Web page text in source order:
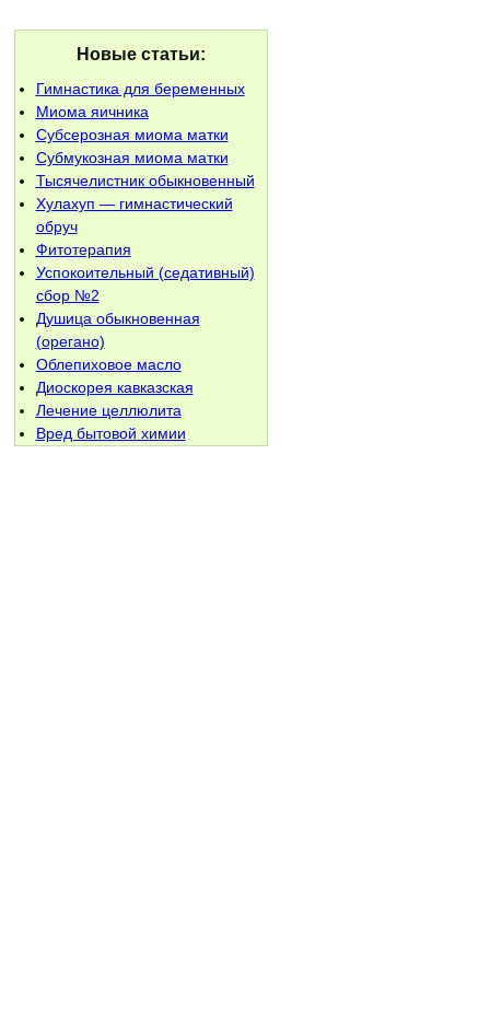
Новые статьи:
Гимнастика для беременных
Миома яичника
Субсерозная миома матки
Субмукозная миома матки
Тысячелистник обыкновенный
Хулахуп — гимнастический
обруч
Фитотерапия
Успокоительный (седативный)
сбор №2
Душица обыкновенная
(орегано)
Облепиховое масло
Диоскорея кавказская
Лечение целлюлита
Вред бытовой химии